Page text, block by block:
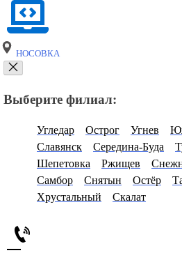
НОСОВКА
Выберите филиал:
Угледар Острог Угнев
Славянск
Середина-Буда
Шепетовка
Ржищев
Самбор
Снятын Остёр
Хрустальный
Скалат